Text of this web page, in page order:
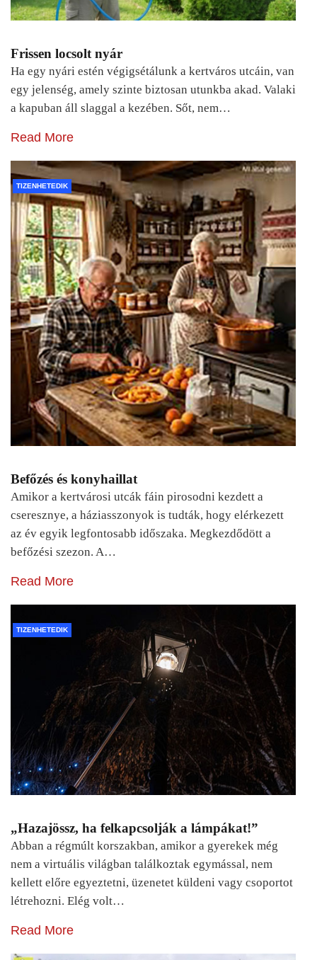
Frissen locsolt nyár
Ha egy nyári estén végigsétálunk a kertváros utcáin, van
egy jelenség, amely szinte biztosan utunkba akad. Valaki
a kapuban áll slaggal a kezében. Sőt, nem…
Read More
TIZENHETEDIK
Befőzés és konyhaillat
Amikor a kertvárosi utcák fáin pirosodni kezdett a
cseresznye, a háziasszonyok is tudták, hogy elérkezett
az év egyik legfontosabb időszaka. Megkezdődött a
befőzési szezon. A…
Read More
TIZENHETEDIK
„Hazajössz, ha felkapcsolják a lámpákat!”
Abban a régmúlt korszakban, amikor a gyerekek még
nem a virtuális világban találkoztak egymással, nem
kellett előre egyeztetni, üzenetet küldeni vagy csoportot
létrehozni. Elég volt…
Read More